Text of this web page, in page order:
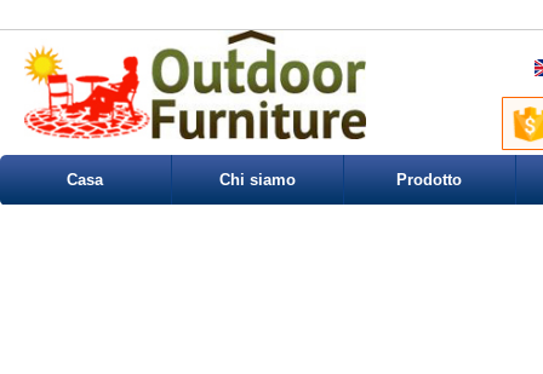
Casa Chi siamo Prodotto